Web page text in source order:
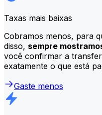
Taxas mais baixas
Cobramos menos, para
disso, sempre
você confirmar a
exatamente o que está
Gaste menos